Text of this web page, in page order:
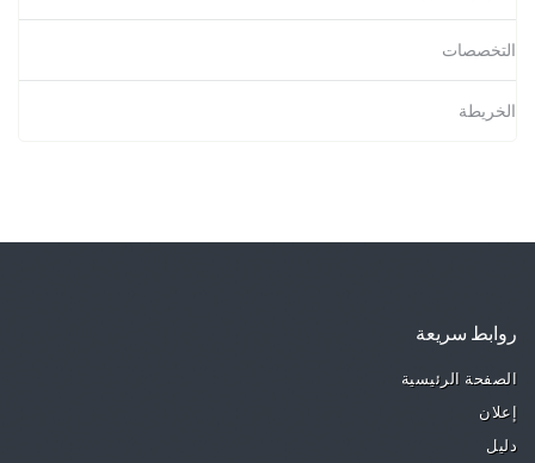
التخصصات
الخريطة
روابط سريعة
الصفحة الرئيسية
إعلان
دليل